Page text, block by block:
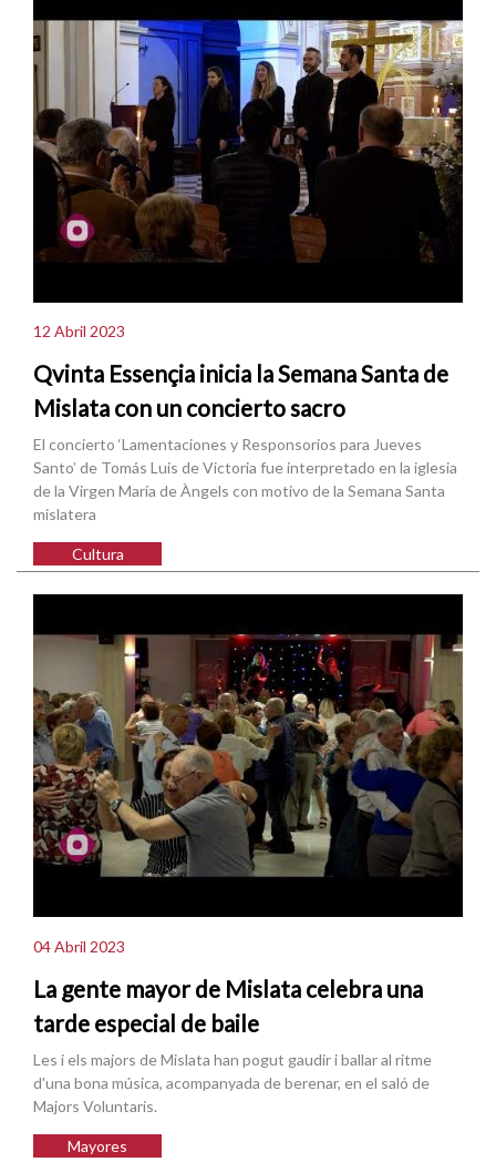
12 Abril 2023
Qvinta Essençia inicia la Semana Santa de
Mislata con un concierto sacro
El concierto ‘Lamentaciones y Responsorios para Jueves
Santo’ de Tomás Luis de Victoria fue interpretado en la iglesia
de la Virgen María de Àngels con motivo de la Semana Santa
mislatera
Cultura
04 Abril 2023
La gente mayor de Mislata celebra una
tarde especial de baile
Les i els majors de Mislata han pogut gaudir i ballar al ritme
d'una bona música, acompanyada de berenar, en el saló de
Majors Voluntaris.
Mayores